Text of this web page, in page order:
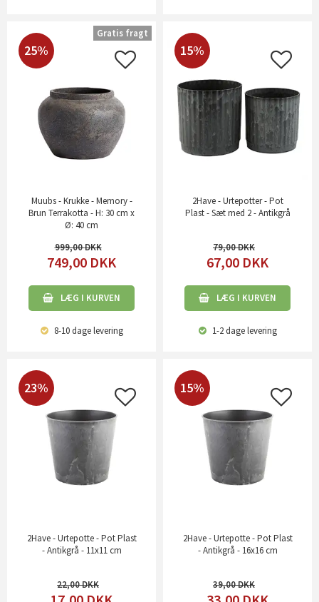
25%
Muubs - Krukke - Memory -
Brun Terrakotta - H: 30 cm x
Ø: 40 cm
999,00
749,00 DKK
LÆG I KURVEN
8-10 dagelevering
Gratis fragt
15%
2Have - Urtepotter - Pot
Plast - Sæt med 2 - Antikgrå
79,00
67,00 DKK
LÆG I KURVEN
1-2 dagelevering
23%
2Have - Urtepotte - Pot Plast
- Antikgrå - 11x11 cm
22,00
15%
2Have - Urtepotte - Pot Plast
- Antikgrå - 16x16 cm
39,00